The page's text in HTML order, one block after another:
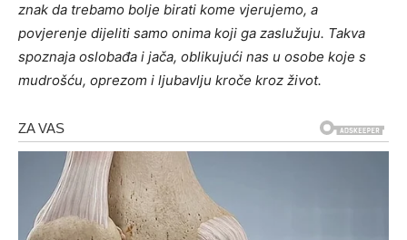
znak da trebamo bolje birati kome vjerujemo, a
povjerenje dijeliti samo onima koji ga zaslužuju. Takva
spoznaja oslobađa i jača, oblikujući nas u osobe koje s
mudrošću, oprezom i ljubavlju kroče kroz život.